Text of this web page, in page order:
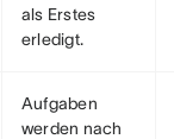
als Erstes
erledigt.
Aufgaben
werden nach